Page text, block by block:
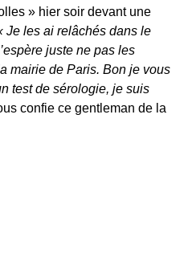
» hier soir devant une
Je les ai relâchés dans le
juste ne pas les
mairie de Paris. Bon je vous
test de sérologie, je suis
confie ce gentleman de la